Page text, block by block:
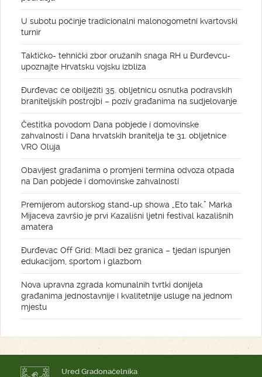
U subotu počinje tradicionalni malonogometni kvartovski
turnir
Taktičko- tehnički zbor oružanih snaga RH u Đurđevcu-
upoznajte Hrvatsku vojsku izbliza
Đurđevac će obilježiti 35. obljetnicu osnutka podravskih
braniteljskih postrojbi – poziv građanima na sudjelovanje
Čestitka povodom Dana pobjede i domovinske
zahvalnosti i Dana hrvatskih branitelja te 31. obljetnice
VRO Oluja
Obavijest građanima o promjeni termina odvoza otpada
na Dan pobjede i domovinske zahvalnosti
Premijerom autorskog stand-up showa „Eto tak.” Marka
Mijaceva završio je prvi Kazališni ljetni festival kazališnih
amatera
Đurđevac Off Grid: Mladi bez granica – tjedan ispunjen
edukacijom, sportom i glazbom
Nova upravna zgrada komunalnih tvrtki donijela
građanima jednostavnije i kvalitetnije usluge na jednom
mjestu
Ured Gradonačelnika